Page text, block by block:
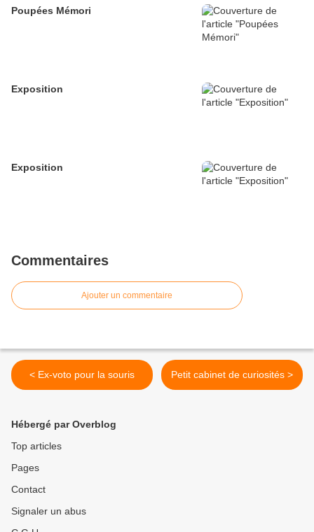
Poupées Mémori
Exposition
Exposition
Commentaires
Ajouter un commentaire
< Ex-voto pour la souris Petit cabinet de curiosités >
Hébergé par Overblog
Top articles
Pages
Contact
Signaler un abus